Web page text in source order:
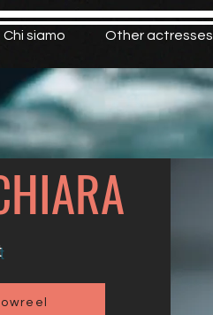
Chi siamo Other actresses